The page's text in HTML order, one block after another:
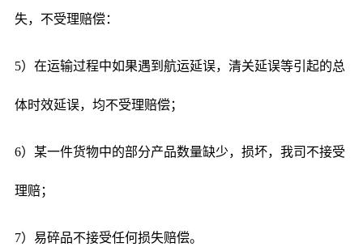
失，不受理赔偿：
5）在运输过程中如果遇到航运延误，清关延误等引起的总
体时效延误，均不受理赔偿；
6）某一件货物中的部分产品数量缺少，损坏，我司不接受
理赔；
7）易碎品不接受任何损失赔偿。